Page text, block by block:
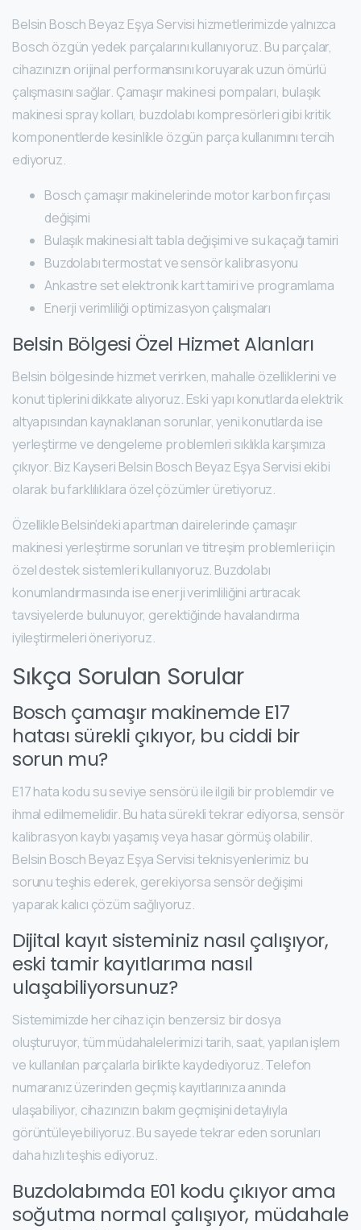
Belsin Bosch Beyaz Eşya Servisi hizmetlerimizde yalnızca
Bosch özgün yedek parçalarını kullanıyoruz. Bu parçalar,
cihazınızın orijinal performansını koruyarak uzun ömürlü
çalışmasını sağlar. Çamaşır makinesi pompaları, bulaşık
makinesi spray kolları, buzdolabı kompresörleri gibi kritik
komponentlerde kesinlikle özgün parça kullanımını tercih
ediyoruz.
Bosch çamaşır makinelerinde motor karbon fırçası
değişimi
Bulaşık makinesi alt tabla değişimi ve su kaçağı tamiri
Buzdolabı termostat ve sensör kalibrasyonu
Ankastre set elektronik kart tamiri ve programlama
Enerji verimliliği optimizasyon çalışmaları
Belsin Bölgesi Özel Hizmet Alanları
Belsin bölgesinde hizmet verirken, mahalle özelliklerini ve
konut tiplerini dikkate alıyoruz. Eski yapı konutlarda elektrik
altyapısından kaynaklanan sorunlar, yeni konutlarda ise
yerleştirme ve dengeleme problemleri sıklıkla karşımıza
çıkıyor. Biz Kayseri Belsin Bosch Beyaz Eşya Servisi ekibi
olarak bu farklılıklara özel çözümler üretiyoruz.
Özellikle Belsin’deki apartman dairelerinde çamaşır
makinesi yerleştirme sorunları ve titreşim problemleri için
özel destek sistemleri kullanıyoruz. Buzdolabı
konumlandırmasında ise enerji verimliliğini artıracak
tavsiyelerde bulunuyor, gerektiğinde havalandırma
iyileştirmeleri öneriyoruz.
Sıkça Sorulan Sorular
Bosch çamaşır makinemde E17
hatası sürekli çıkıyor, bu ciddi bir
sorun mu?
E17 hata kodu su seviye sensörü ile ilgili bir problemdir ve
ihmal edilmemelidir. Bu hata sürekli tekrar ediyorsa, sensör
kalibrasyon kaybı yaşamış veya hasar görmüş olabilir.
Belsin Bosch Beyaz Eşya Servisi teknisyenlerimiz bu
sorunu teşhis ederek, gerekiyorsa sensör değişimi
yaparak kalıcı çözüm sağlıyoruz.
Dijital kayıt sisteminiz nasıl çalışıyor,
eski tamir kayıtlarıma nasıl
ulaşabiliyorsunuz?
Sistemimizde her cihaz için benzersiz bir dosya
oluşturuyor, tüm müdahalelerimizi tarih, saat, yapılan işlem
ve kullanılan parçalarla birlikte kaydediyoruz. Telefon
numaranız üzerinden geçmiş kayıtlarınıza anında
ulaşabiliyor, cihazınızın bakım geçmişini detaylıyla
görüntüleyebiliyoruz. Bu sayede tekrar eden sorunları
daha hızlı teşhis ediyoruz.
Buzdolabımda E01 kodu çıkıyor ama
soğutma normal çalışıyor, müdahale